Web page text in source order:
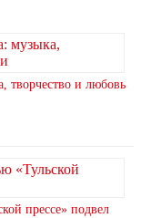
творчество и любовь
прессе» подвел